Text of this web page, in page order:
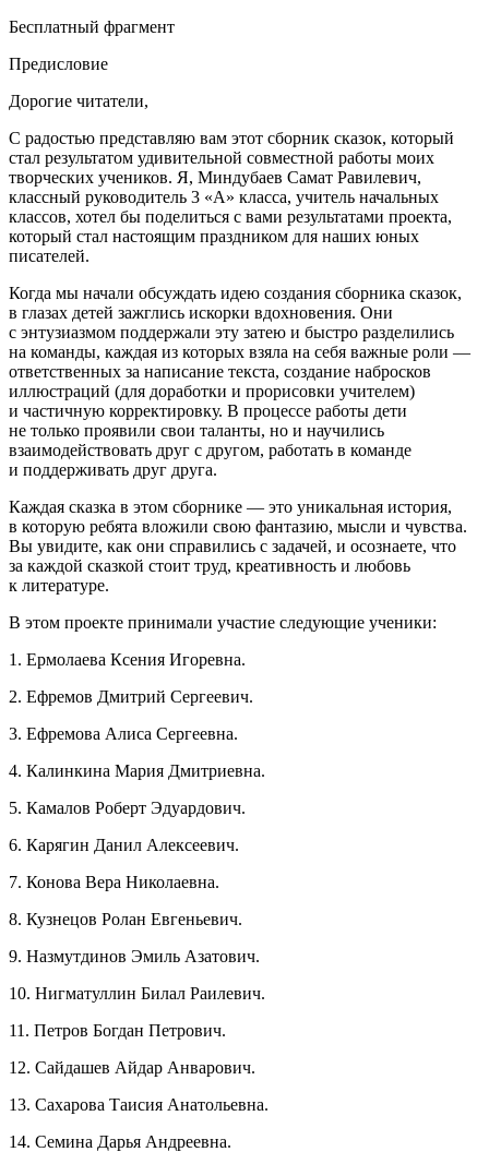
Бесплатный фрагмент
Предисловие
Дорогие читатели,
С радостью представляю вам этот сборник сказок, который
стал результатом удивительной совместной работы моих
творческих учеников. Я, Миндубаев Самат Равилевич,
классный руководитель 3 «А» класса, учитель начальных
классов, хотел бы поделиться с вами результатами проекта,
который стал настоящим праздником для наших юных
писателей.
Когда мы начали обсуждать идею создания сборника сказок,
в глазах детей зажглись искорки вдохновения. Они
с энтузиазмом поддержали эту затею и быстро разделились
на команды, каждая из которых взяла на себя важные роли —
ответственных за написание текста, создание набросков
иллюстраций (для доработки и прорисовки учителем)
и частичную корректировку. В процессе работы дети
не только проявили свои таланты, но и научились
взаимодействовать друг с другом, работать в команде
и поддерживать друг друга.
Каждая сказка в этом сборнике — это уникальная история,
в которую ребята вложили свою фантазию, мысли и чувства.
Вы увидите, как они справились с задачей, и осознаете, что
за каждой сказкой стоит труд, креативность и любовь
к литературе.
В этом проекте принимали участие следующие ученики:
1. Ермолаева Ксения Игоревна.
2. Ефремов Дмитрий Сергеевич.
3. Ефремова Алиса Сергеевна.
4. Калинкина Мария Дмитриевна.
5. Камалов Роберт Эдуардович.
6. Карягин Данил Алексеевич.
7. Конова Вера Николаевна.
8. Кузнецов Ролан Евгеньевич.
9. Назмутдинов Эмиль Азатович.
10. Нигматуллин Билал Раилевич.
11. Петров Богдан Петрович.
12. Сайдашев Айдар Анварович.
13. Сахарова Таисия Анатольевна.
14. Семина Дарья Андреевна.